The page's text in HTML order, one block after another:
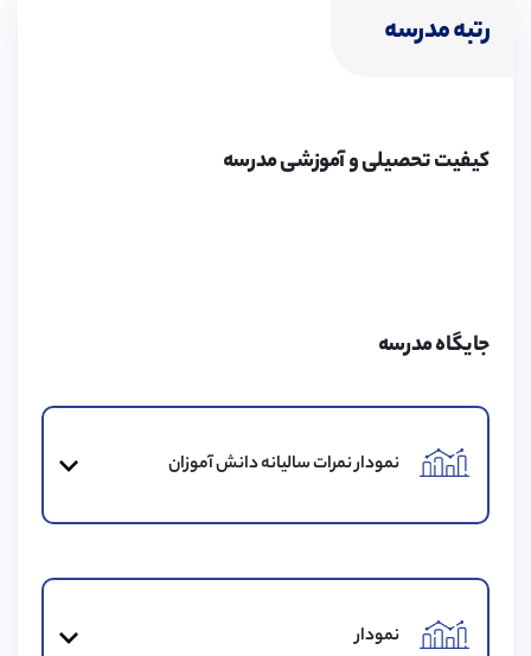
ویزای تحصیلی
را انجام می‌دهد. لطفا برای کسب اطلاعات بیشتر به لینک زیر
که از جمله آن‌ها می‌توان به هزینه محل اقامت، سه وعده
کرد.
محیط مدرسه
این مدرسه فضایی آرامش‌بخش را برای دانش‌آموزان فراهم
رتبه مدرسه
کیفیت تحصیلی و آموزشی مدرسه
جایگاه مدرسه
نمودار نمرات سالیانه دانش آموزان
نمودار